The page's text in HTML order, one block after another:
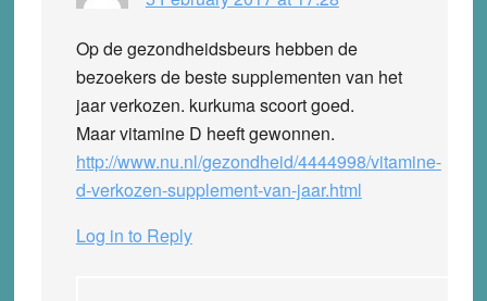
Op de gezondheidsbeurs hebben de
bezoekers de beste supplementen van het
jaar verkozen. kurkuma scoort goed.
Maar vitamine D heeft gewonnen.
http://www.nu.nl/gezondheid/4444998/vitamine-
d-verkozen-supplement-van-jaar.html
Log in to Reply